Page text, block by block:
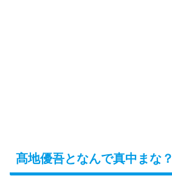
髙地優吾となんで真中まな？